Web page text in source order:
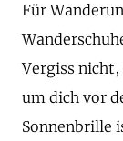
Für
Vergiss
um dich vor
Sonnenbrille